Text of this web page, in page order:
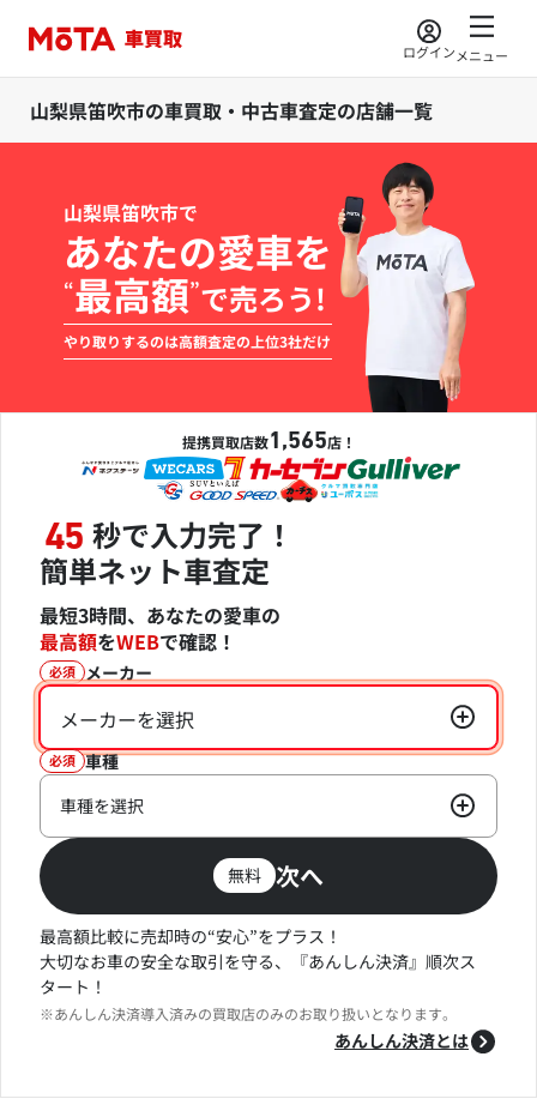
ログインメニュー
山梨県笛吹市の車買取・中古車査定の店舗一覧
山梨県笛吹市で
あなたの愛車を
“最高額”で売ろう!
やり取りするのは高額査定の上位3社だけ
提携買取店数1,565店！
45 秒で入力完了！
簡単ネット車査定
最短3時間、あなたの愛車の
最高額をWEBで確認！
必須 メーカー
メーカーを選択
必須 車種
車種を選択
無料 次へ
最高額比較に売却時の“安心”をプラス！
大切なお車の安全な取引を守る、『あんしん決済』順次ス
タート！
※あんしん決済導入済みの買取店のみのお取り扱いとなります。
あんしん決済とは